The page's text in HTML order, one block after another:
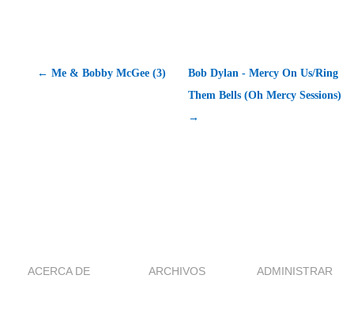
← Me & Bobby McGee (3)
Bob Dylan - Mercy On Us/Ring
Them Bells (Oh Mercy Sessions)
→
ACERCA DE ARCHIVOS ADMINISTRAR